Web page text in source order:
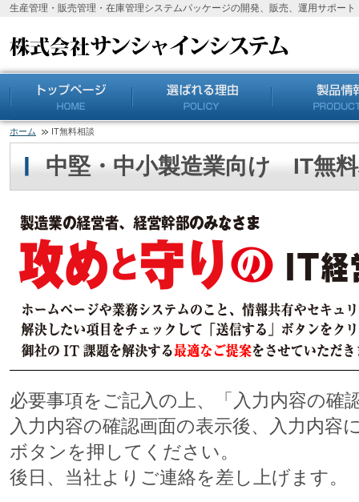
生産管理・販売管理・在庫管理システムパッケージの開発、販売、運用サポー
ホーム IT無料相談
中堅・中小製造業向け IT無
必要事項をご記入の上、「入力内容の確
入力内容の確認画面の表示後、入力内容
ボタンを押してください。
後日、当社よりご連絡を差し上げます。